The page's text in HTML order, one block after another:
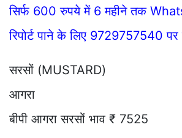
सिर्फ 600 रुपये में 6 महीने तक
रिपोर्ट पाने के लिए 9729757540
सरसों (MUSTARD)
आगरा
बीपी आगरा सरसों भाव ₹ 7525